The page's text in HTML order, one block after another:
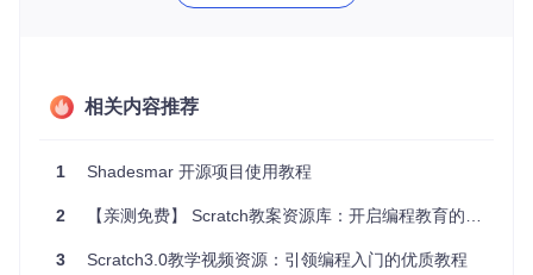
使用 CMake 构建项目：
mkdir
cmake ..
2.4 运行示例
相关内容推荐
1 Shadesmar 开源项目使用教程
2 【亲测免费】 Scratch教案资源库：开启编程教育的新篇章
3 Scratch3.0教学视频资源：引领编程入门的优质教程